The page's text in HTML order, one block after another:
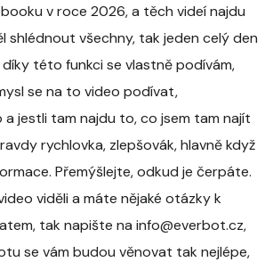
v roce 2026, a těch videí najdu
shlédnout všechny, tak jeden celý den
této funkci se vlastně podívám,
se na to video podívat,
jestli tam najdu to, co jsem tam najít
rychlovka, zlepšovák, hlavně když
Přemýšlejte, odkud je čerpáte.
viděli a máte nějaké otázky k
tak napište na info@everbot.cz,
se vám budou věnovat tak nejlépe,